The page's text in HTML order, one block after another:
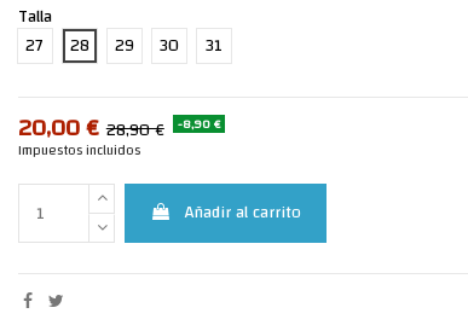
Talla
27
28 29 30 31
20,00 € 28,90 € -8,90 €
Impuestos incluidos
Añadir al carrito